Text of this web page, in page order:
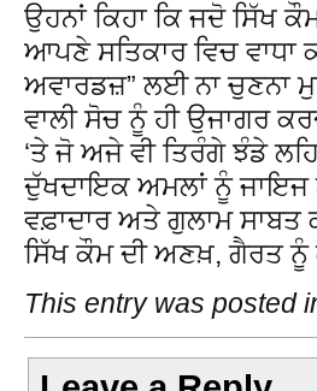
ਉਹਨਾਂ ਕਿਹਾ ਕਿ ਜਦੋ ਸਿੱਖ
ਆਪਣੇ ਸਤਿਕਾਰ ਵਿਚ ਵਾਧਾ
ਅਵਾਰਡਜ਼” ਲਈ ਨਾ ਚੁਣਨਾ
ਵਾਲੀ ਸੋਚ ਨੂੰ ਹੀ ਉਜਾਗਰ
‘ਤੇ ਜੋ ਅਜੇ ਵੀ ਤਿਰੰਗੇ ਝੰਡੇ
ਦੁੱਖਦਾਇਕ ਅਮਲਾਂ ਨੂੰ ਜਾਇਜ
ਵਫ਼ਾਦਾਰ ਅਤੇ ਗੁਲਾਮ
ਸਿੱਖ ਕੌਮ ਦੀ ਅਣਖ਼, ਗੈਰਤ
This entry was posted